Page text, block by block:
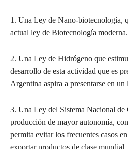
1. Una Ley de Nano-biotecnología,
actual ley de Biotecnología moderna.
2. Una Ley de Hidrógeno que
desarrollo de esta actividad que es
Argentina aspira a presentarse en
3. Una Ley del Sistema Nacional de
producción de mayor autonomía,
permita evitar los frecuentes casos
exportar productos de clase mundial.